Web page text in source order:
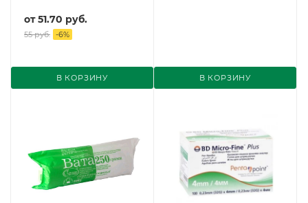
от51.70 руб.
55 руб. -6%
В КОРЗИНУ В КОРЗИНУ